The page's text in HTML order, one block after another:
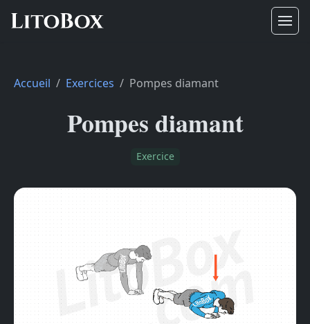
Accueil Exercices Pompes diamant
Pompes diamant
Exercice